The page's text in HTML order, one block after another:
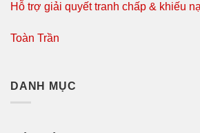
Hỗ trợ giải quyết tranh chấp & khiếu
Toàn Trần
DANH MỤC